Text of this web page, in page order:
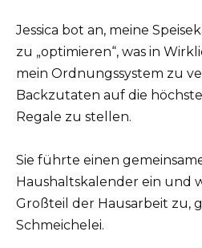
Jessica bot an, meine
zu „optimieren“, was in
mein Ordnungssystem zu
Backzutaten auf die
Regale zu stellen.
Sie führte einen
Haushaltskalender ein und
Großteil der Hausarbeit zu,
Schmeichelei.